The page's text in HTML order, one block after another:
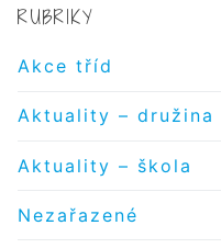
RUBRIKY
Akce tříd
Aktuality – družina
Aktuality – škola
Nezařazené